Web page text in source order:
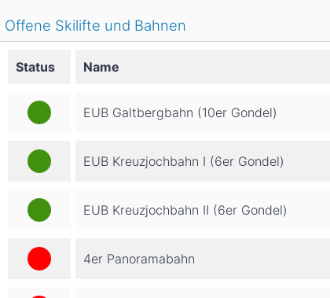
Offene Skilifte und Bahnen
Status Name
EUB Galtbergbahn (10er Gondel)
EUB Kreuzjochbahn I (6er Gondel)
EUB Kreuzjochbahn II (6er Gondel)
4er Panoramabahn